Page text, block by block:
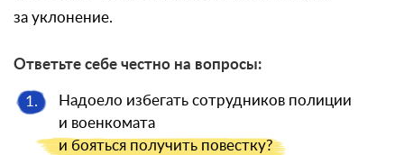
за уклонение.
Ответьте себе честно на вопросы:
1.
Надоело избегать сотрудников полиции
и военкомата
и бояться получить повестку?